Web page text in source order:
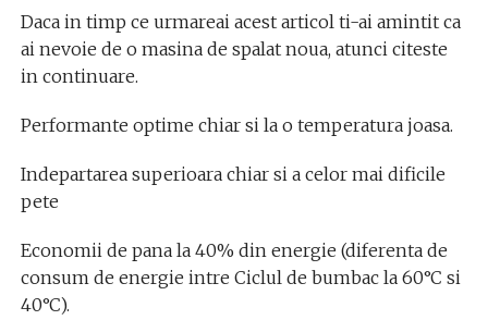
Daca in timp ce urmareai acest articol ti-ai amintit ca
ai nevoie de o masina de spalat noua, atunci citeste
in continuare.
Performante optime chiar si la o temperatura joasa.
Indepartarea superioara chiar si a celor mai dificile
pete
Economii de pana la 40% din energie (diferenta de
consum de energie intre Ciclul de bumbac la 60°C si
40°C).